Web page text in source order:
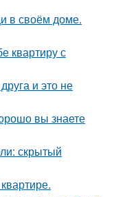
в своём доме.
квартиру с
и это не
вы знаете
скрытый